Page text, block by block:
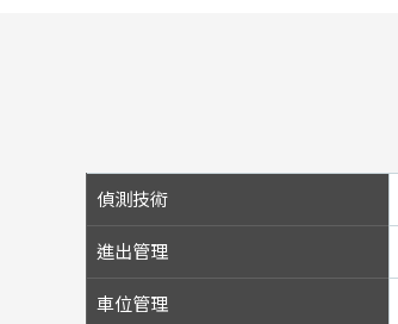
偵測技術
進出管理
車位管理